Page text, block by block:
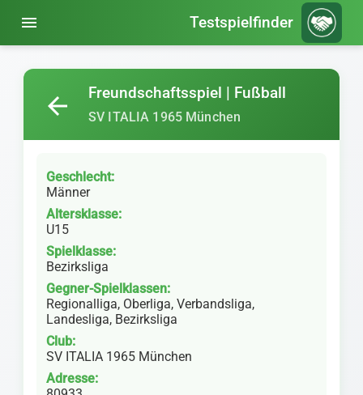
menu Testspielfinder
Freundschaftsspiel | Fußball
SV ITALIA 1965 München
arrow_back
Geschlecht:
Männer
Altersklasse:
U15
Spielklasse:
Bezirksliga
Gegner-Spielklassen:
Regionalliga, Oberliga, Verbandsliga,
Landesliga, Bezirksliga
Club:
SV ITALIA 1965 München
Adresse: